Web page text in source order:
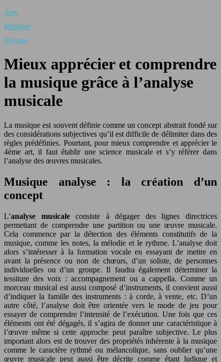
Arts
Musique
Voyage
Mieux apprécier et comprendre
la musique grâce à l’analyse
musicale
La musique est souvent définie comme un concept abstrait fondé sur
des considérations subjectives qu’il est difficile de délimiter dans des
règles prédéfinies. Pourtant, pour mieux comprendre et apprécier le
4ème art, il faut établir une science musicale et s’y référer dans
l’analyse des œuvres musicales.
Musique analyse : la création d’un
concept
L’analyse musicaleconsiste à dégager des lignes directrices
permettant de comprendre une partition ou une œuvre musicale.
Cela commence par la détection des éléments constitutifs de la
musique, comme les notes, la mélodie et le rythme. L’analyse doit
alors s’intéresser à la formation vocale en essayant de mettre en
avant la présence ou non de chœurs, d’un soliste, de personnes
individuelles ou d’un groupe. Il faudra également déterminer la
tessiture des voix : accompagnement ou a cappella. Comme un
morceau musical est aussi composé d’instruments, il convient aussi
d’indiquer la famille des instruments : à corde, à vente, etc. D’un
autre côté, l’analyse doit être orientée vers le mode de jeu pour
essayer de comprendre l’intensité de l’exécution. Une fois que ces
éléments ont été dégagés, il s’agira de donner une caractéristique à
l’œuvre même si cette approche peut paraître subjective. Le plus
important alors est de trouver des propriétés inhérente à la musique
comme le caractère rythmé ou mélancolique, sans oublier qu’une
œuvre musicale peut aussi être décrite comme étant ludique et